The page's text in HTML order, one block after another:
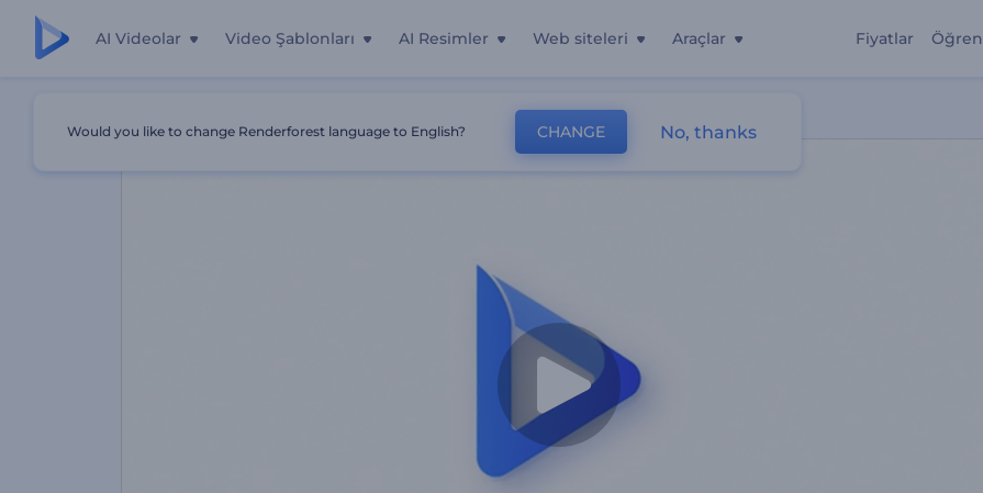
AI Videolar Video Şablonları AI Resimler Web siteleri Araçlar Fiyatlar Öğren
Would you like to change Renderforest language to English? CHANGE No, thanks